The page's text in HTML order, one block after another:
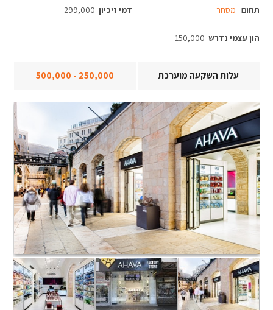
תחום מסחר דמי זיכיון 299,000
הון עצמי נדרש 150,000
עלות השקעה מוערכת 250,000 - 500,000